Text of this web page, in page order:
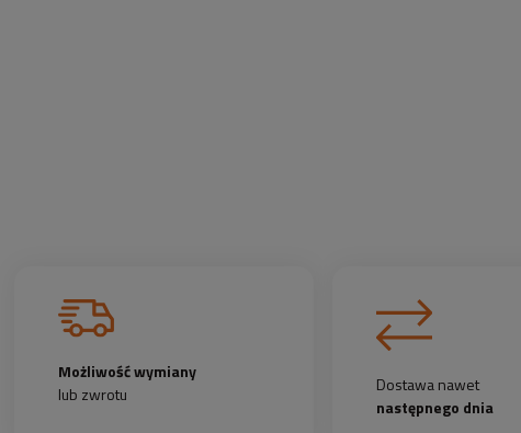
Możliwość wymiany
lub zwrotu
Dostawa nawet
następnego dnia